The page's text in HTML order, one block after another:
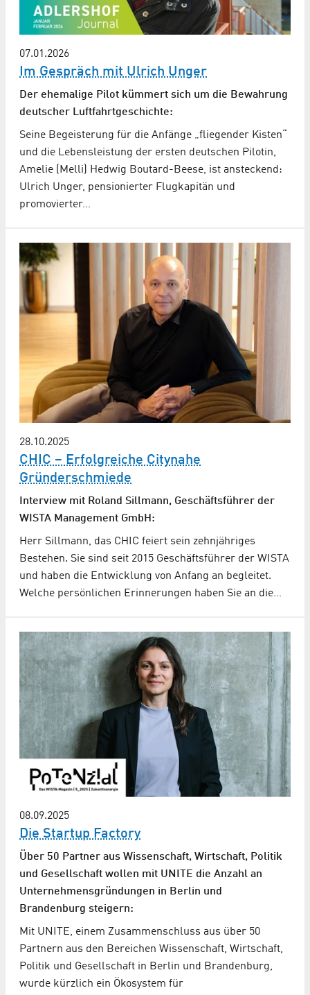
07.01.2026
Im Gespräch mit Ulrich Unger
Der ehemalige Pilot kümmert sich um die Bewahrung
deutscher Luftfahrtgeschichte:
Seine Begeisterung für die Anfänge „fliegender Kisten“
und die Lebensleistung der ersten deutschen Pilotin,
Amelie (Melli) Hedwig Boutard-Beese, ist ansteckend:
Ulrich Unger, pensionierter Flugkapitän und
promovierter…
28.10.2025
CHIC – Erfolgreiche Citynahe
Gründerschmiede
Interview mit Roland Sillmann, Geschäftsführer der
WISTA Management GmbH:
Herr Sillmann, das CHIC feiert sein zehnjähriges
Bestehen. Sie sind seit 2015 Geschäftsführer der WISTA
und haben die Entwicklung von Anfang an begleitet.
Welche persönlichen Erinnerungen haben Sie an die…
08.09.2025
Die Startup Factory
Über 50 Partner aus Wissenschaft, Wirtschaft, Politik
und Gesellschaft wollen mit UNITE die Anzahl an
Unternehmens­gründungen in Berlin und
Brandenburg steigern:
Mit UNITE, einem Zusammenschluss aus über 50
Partnern aus den Bereichen Wissenschaft, Wirtschaft,
Politik und Gesellschaft in Berlin und Brandenburg,
wurde kürzlich ein Ökosystem für